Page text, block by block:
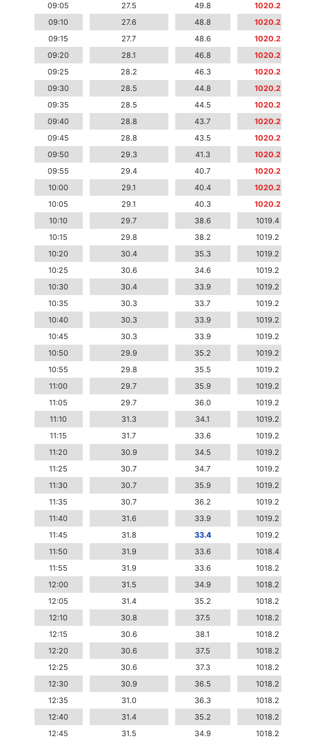
09:05 27.5 49.8
1020.2
09:10
27.6 48.8
1020.2
09:15
27.7 48.6
1020.2
09:20
28.1 46.8
1020.2
09:25
28.2 46.3
1020.2
09:30
28.5 44.8
1020.2
09:35
28.5 44.5
1020.2
09:40
28.8 43.7
1020.2
09:45
28.8 43.5
1020.2
09:50
29.3 41.3
1020.2
09:55
29.4 40.7
1020.2
10:00
29.1 40.4
1020.2
10:05
29.1 40.3
1020.2
10:10
29.7 38.6
1019.4
10:15
29.8 38.2
1019.2
10:20
30.4 35.3
1019.2
10:25
30.6 34.6
1019.2
10:30
30.4 33.9
1019.2
10:35
30.3 33.7
1019.2
10:40
30.3 33.9
1019.2
10:45
30.3 33.9
1019.2
10:50
29.9 35.2
1019.2
10:55
29.8 35.5
1019.2
11:00
29.7 35.9
1019.2
11:05
29.7 36.0
1019.2
11:10
31.3 34.1
1019.2
11:15
31.7 33.6
1019.2
11:20
30.9 34.5
1019.2
11:25
30.7 34.7
1019.2
11:30
30.7 35.9
1019.2
11:35
30.7 36.2
1019.2
11:40
31.6 33.9
1019.2
11:45
31.8 33.4
1019.2
11:50
31.9 33.6
1018.4
11:55
31.9 33.6
1018.2
12:00
31.5 34.9
1018.2
12:05
31.4 35.2
1018.2
12:10
30.8 37.5
1018.2
12:15
30.6 38.1
1018.2
12:20
30.6 37.5
1018.2
12:25
30.6 37.3
1018.2
12:30
30.9 36.5
1018.2
12:35
31.0 36.3
1018.2
12:40
31.4 35.2
1018.2
12:45
31.5 34.9
1018.2